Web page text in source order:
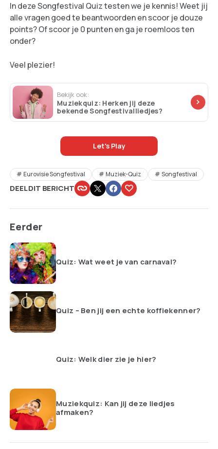
In deze Songfestival Quiz testen we je kennis! Weet jij
alle vragen goed te beantwoorden en scoor je douze
points? Of scoor je 0 punten en ga je roemloos ten
onder?
Veel plezier!
Bekijk ook:
Muziekquiz: Herken jij deze
bekende Songfestivalliedjes?
Let's Play
Eurovisie Songfestival Muziek-Quiz Songfestival
DEEL DIT BERICHT
Eerder
Quiz: Wat weet je van carnaval?
Quiz – Ben jij een echte koffiekenner?
Quiz: Welk dier zie je hier?
Muziekquiz: Kan jij deze liedjes
afmaken?